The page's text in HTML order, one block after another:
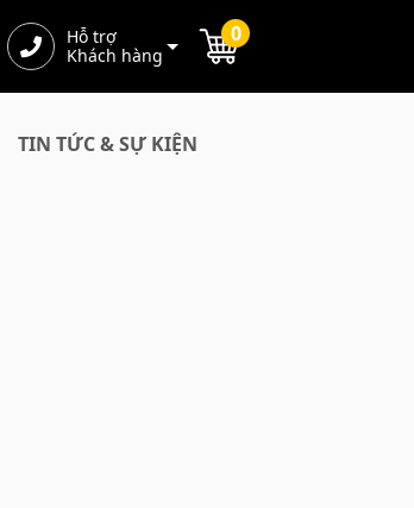
Hỗ trợ
Khách hàng
0
TIN TỨC & SỰ KIỆN